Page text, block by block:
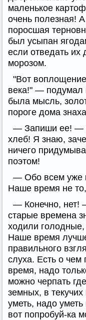
маленькое
очень полезная!
поросшая
был усыпан
если отведать их
морозом.
"Вот
века!" — подумал
была мысль,
пороге дома
— Запиши ее! —
хлеб! Я знаю,
ничего
поэтом!
— Обо всем уже
Наше время не
— Конечно, нет!
старые времена
ходили
Наше время
правильного
слуха. Есть о чем
время, надо
можно черпать
земных, в
уметь, надо
вот попробуй-ка